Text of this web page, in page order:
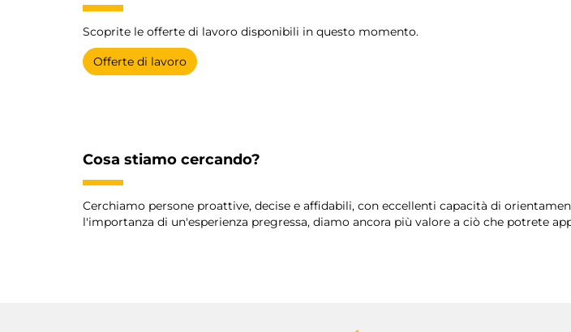
Scoprite le offerte di lavoro disponibili in questo momento.
Offerte di lavoro
Cosa stiamo cercando?
Cerchiamo persone proattive, decise e affidabili, con eccellenti capacità di
l'importanza di un'esperienza pregressa, diamo ancora più valore a ciò che potrete